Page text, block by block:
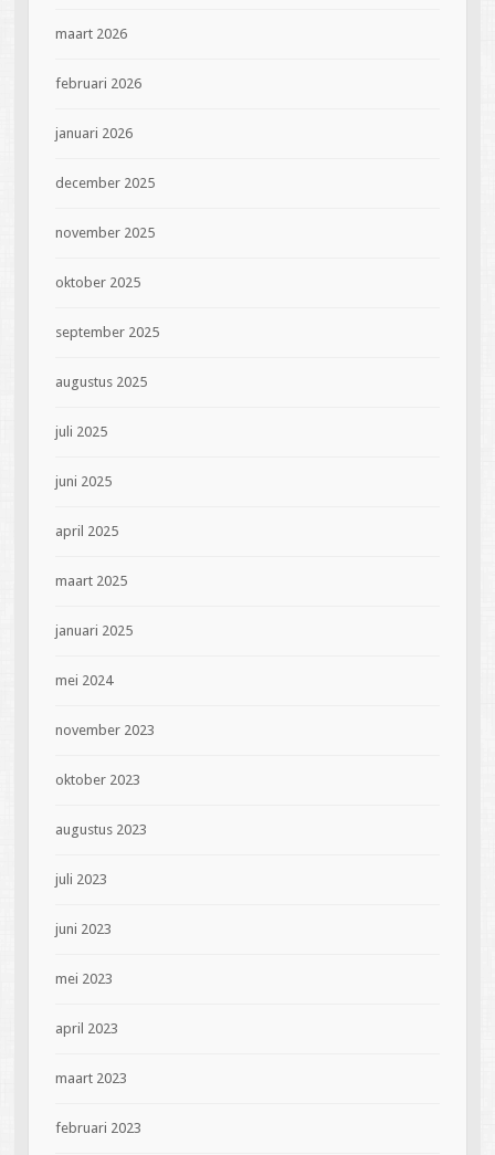
maart 2026
februari 2026
januari 2026
december 2025
november 2025
oktober 2025
september 2025
augustus 2025
juli 2025
juni 2025
april 2025
maart 2025
januari 2025
mei 2024
november 2023
oktober 2023
augustus 2023
juli 2023
juni 2023
mei 2023
april 2023
maart 2023
februari 2023